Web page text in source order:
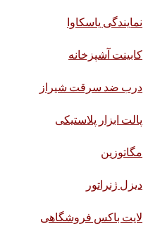
نمایندگی یاسکاوا
کابینت آشپزخانه
درب ضد سرقت شیراز
پالت ابزار پلاستیکی
مگاتوزین
دیزل ژنراتور
لایت باکس فروشگاهی